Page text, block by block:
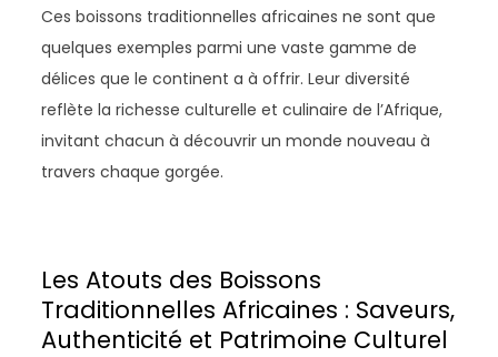
Ces boissons traditionnelles africaines ne sont que
quelques exemples parmi une vaste gamme de
délices que le continent a à offrir. Leur diversité
reflète la richesse culturelle et culinaire de l’Afrique,
invitant chacun à découvrir un monde nouveau à
travers chaque gorgée.
Les Atouts des Boissons
Traditionnelles Africaines : Saveurs,
Authenticité et Patrimoine Culturel